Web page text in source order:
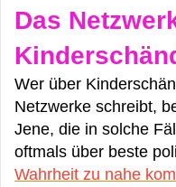
Das
Wer über
Netzwerke schreibt,
Jene, die in solche
oftmals über beste
Wahrheit zu nahe